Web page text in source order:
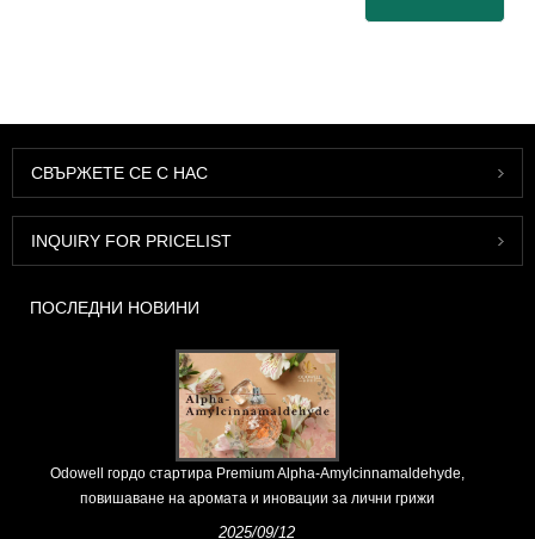
СВЪРЖЕТЕ СЕ С НАС
INQUIRY FOR PRICELIST
ПОСЛЕДНИ НОВИНИ
Odowell гордо стартира Premium Alpha-Amylcinnamaldehyde,
повишаване на аромата и иновации за лични грижи
2025/09/12